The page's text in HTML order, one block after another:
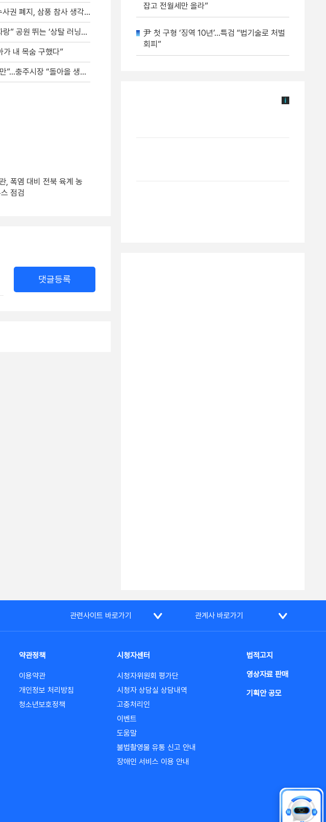
삼풍 참사 생각 난다” [현장영상]
‘상탈 러닝족’ 갑론을박 [자막뉴스]
가 내 목숨 구했다”
충주시장 “돌아올 생각은?”
, 폭염 대비 전북 육계 농
점검
댓글등록
잡고 전월세만 올라”
尹 첫 구형 ‘징역 10년’…특검 “법기술로 처벌
회피”
관련사이트 바로가기 관계사 바로가기
약관정책
이용약관
개인정보 처리방침
청소년보호정책
시청자센터
시청자위원회 평가단
시청자 상담실 상담내역
고충처리인
이벤트
도움말
불법촬영물 유통 신고 안내
장애인 서비스 이용 안내
법적고지
영상자료 판매
기획안 공모